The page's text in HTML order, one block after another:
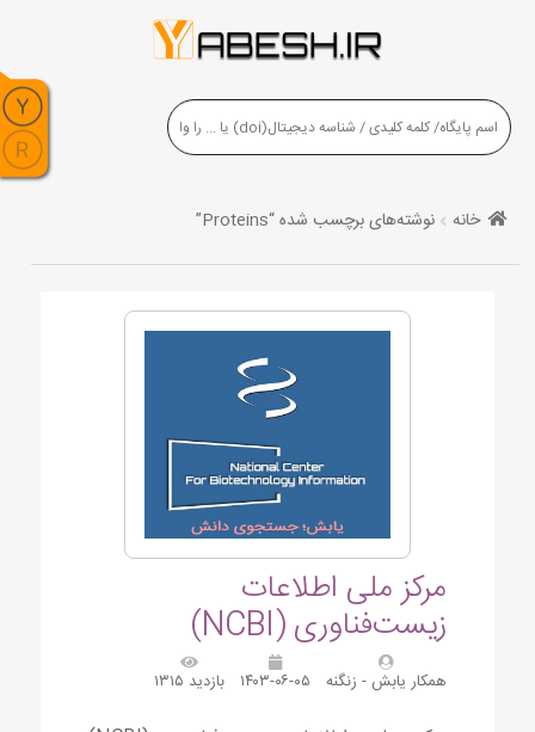
خانه نوشته‌های برچسب شده “Proteins”
مرکز ملی اطلاعات
زیست‌فناوری (NCBI)
همکار یابش - زنگنه ۱۴۰۳-۰۶-۰۵ بازدید ۱۳۱۵